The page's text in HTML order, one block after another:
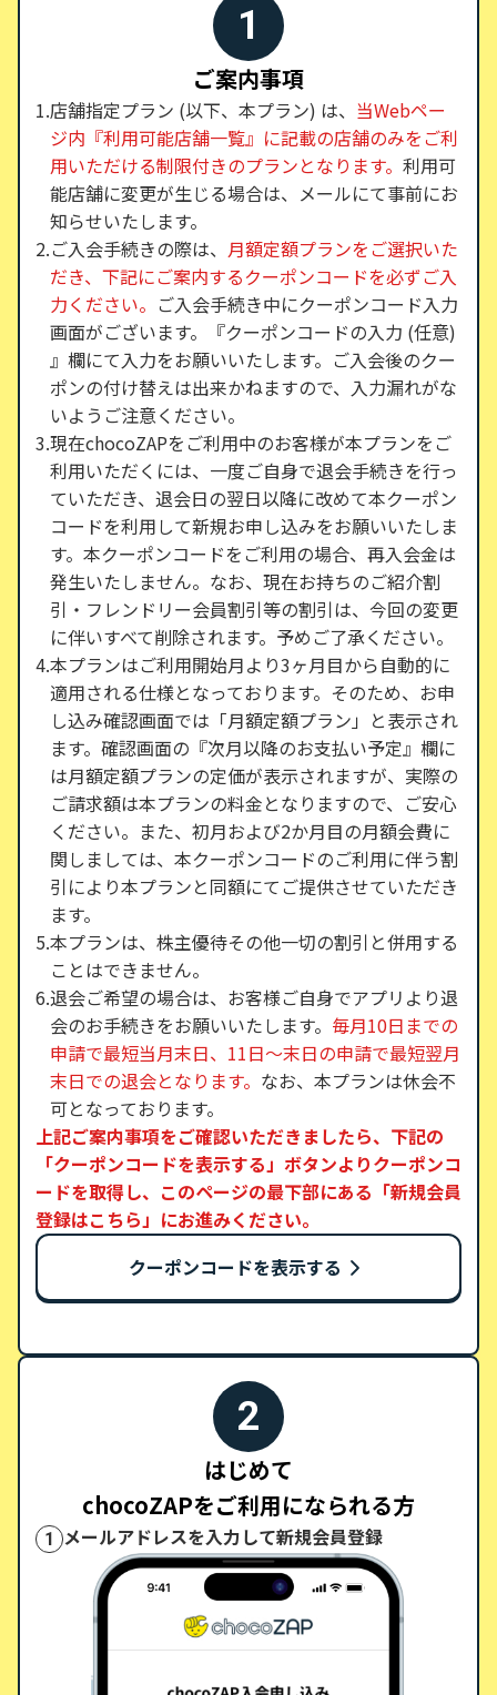
1
ご案内事項
店舗指定プラン (以下、本プラン) は、 当Webペー
ジ内『利用可能店舗一覧』に記載の店舗のみをご利
用いただける制限付きのプランとなります。 利用可
能店舗に変更が生じる場合は、メールにて事前にお
知らせいたします。
ご入会手続きの際は、 月額定額プランをご選択いた
だき、下記にご案内するクーポンコードを必ずご入
力ください。 ご入会手続き中にクーポンコード入力
画面がございます。『クーポンコードの入力 (任意)
』欄にて入力をお願いいたします。ご入会後のクー
ポンの付け替えは出来かねますので、入力漏れがな
いようご注意ください。
現在chocoZAPをご利用中のお客様が本プランをご
利用いただくには、一度ご自身で退会手続きを行っ
ていただき、退会日の翌日以降に改めて本クーポン
コードを利用して新規お申し込みをお願いいたしま
す。本クーポンコードをご利用の場合、再入会金は
発生いたしません。なお、現在お持ちのご紹介割
引・フレンドリー会員割引等の割引は、今回の変更
に伴いすべて削除されます。予めご了承ください。
本プランはご利用開始月より3ヶ月目から自動的に
適用される仕様となっております。そのため、お申
し込み確認画面では「月額定額プラン」と表示され
ます。確認画面の『次月以降のお支払い予定』欄に
は月額定額プランの定価が表示されますが、実際の
ご請求額は本プランの料金となりますので、ご安心
ください。また、初月および2か月目の月額会費に
関しましては、本クーポンコードのご利用に伴う割
引により本プランと同額にてご提供させていただき
ます。
本プランは、株主優待その他一切の割引と併用する
ことはできません。
退会ご希望の場合は、お客様ご自身でアプリより退
会のお手続きをお願いいたします。 毎月10日までの
申請で最短当月末日、11日〜末日の申請で最短翌月
末日での退会となります。 なお、本プランは休会不
可となっております。
上記ご案内事項をご確認いただきましたら、下記の
「クーポンコードを表示する」ボタンよりクーポンコ
ードを取得し、このページの最下部にある「新規会員
登録はこちら」にお進みください。
クーポンコードを表示する
2
はじめて
chocoZAPをご利用になられる方
1 メールアドレスを入力して新規会員登録